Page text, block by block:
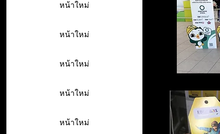
หน้าใหม่
หน้าใหม่
หน้าใหม่
หน้าใหม่
หน้าใหม่